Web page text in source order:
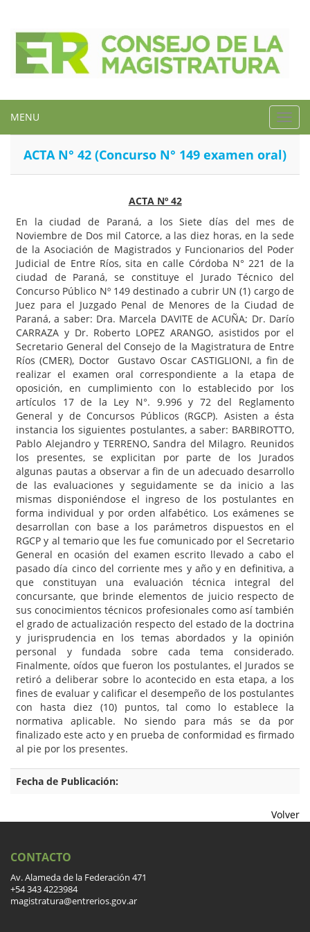
MENU
ACTA N° 42 (Concurso N° 149 examen oral)
ACTA Nº 42
En la ciudad de Paraná, a los Siete días del mes de
Noviembre de Dos mil Catorce, a las diez horas, en la sede
de la Asociación de Magistrados y Funcionarios del Poder
Judicial de Entre Ríos, sita en calle Córdoba N° 221 de la
ciudad de Paraná, se constituye el Jurado Técnico del
Concurso Público Nº 149 destinado a cubrir UN (1) cargo de
Juez para el Juzgado Penal de Menores de la Ciudad de
Paraná, a saber: Dra. Marcela DAVITE de ACUÑA; Dr. Darío
CARRAZA y Dr. Roberto LOPEZ ARANGO, asistidos por el
Secretario General del Consejo de la Magistratura de Entre
Ríos (CMER), Doctor Gustavo Oscar CASTIGLIONI, a fin de
realizar el examen oral correspondiente a la etapa de
oposición, en cumplimiento con lo establecido por los
artículos 17 de la Ley N°. 9.996 y 72 del Reglamento
General y de Concursos Públicos (RGCP). Asisten a ésta
instancia los siguientes postulantes, a saber: BARBIROTTO,
Pablo Alejandro y TERRENO, Sandra del Milagro. Reunidos
los presentes, se explicitan por parte de los Jurados
algunas pautas a observar a fin de un adecuado desarrollo
de las evaluaciones y seguidamente se da inicio a las
mismas disponiéndose el ingreso de los postulantes en
forma individual y por orden alfabético. Los exámenes se
desarrollan con base a los parámetros dispuestos en el
RGCP y al temario que les fue comunicado por el Secretario
General en ocasión del examen escrito llevado a cabo el
pasado día cinco del corriente mes y año y en definitiva, a
que constituyan una evaluación técnica integral del
concursante, que brinde elementos de juicio respecto de
sus conocimientos técnicos profesionales como así también
el grado de actualización respecto del estado de la doctrina
y jurisprudencia en los temas abordados y la opinión
personal y fundada sobre cada tema considerado.
Finalmente, oídos que fueron los postulantes, el Jurados se
retiró a deliberar sobre lo acontecido en esta etapa, a los
fines de evaluar y calificar el desempeño de los postulantes
con hasta diez (10) puntos, tal como lo establece la
normativa aplicable. No siendo para más se da por
finalizado este acto y en prueba de conformidad es firmado
al pie por los presentes.
Fecha de Publicación:
Volver
CONTACTO
Av. Alameda de la Federación 471
+54 343 4223984
magistratura@entrerios.gov.ar